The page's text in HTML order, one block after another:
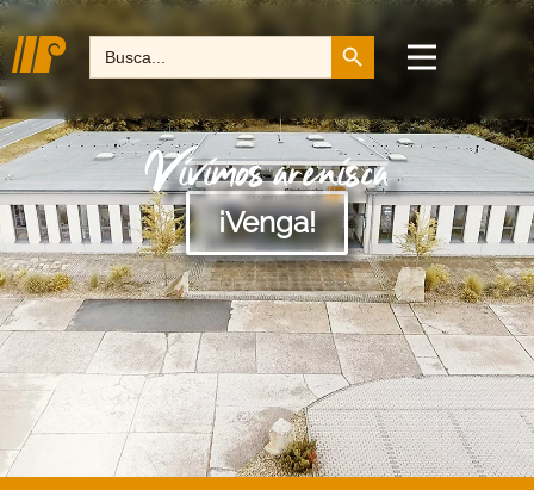
Buscar: Botón de búsqueda
Vivimos arenisca
¡Venga!